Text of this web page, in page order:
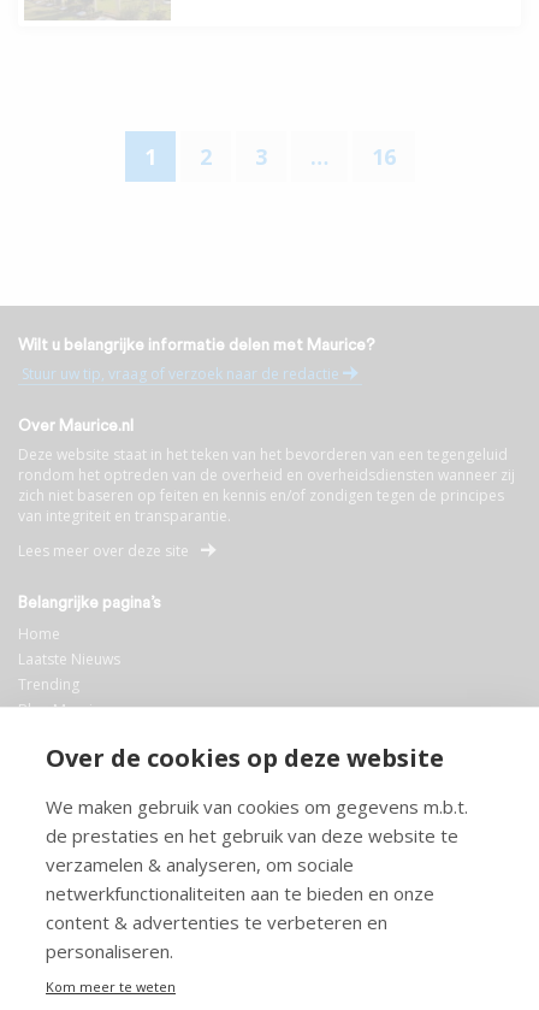
Over de cookies op deze website
We maken gebruik van cookies om gegevens m.b.t.
de prestaties en het gebruik van deze website te
verzamelen & analyseren, om sociale
netwerkfunctionaliteiten aan te bieden en onze
content & advertenties te verbeteren en
personaliseren.
Kom meer te weten
1 2 3 … 16
Wilt u belangrijke informatie delen met Maurice?
Stuur uw tip, vraag of verzoek naar de redactie
Over Maurice.nl
Deze website staat in het teken van het bevorderen van een tegengeluid
rondom het optreden van de overheid en overheidsdiensten wanneer zij
zich niet baseren op feiten en kennis en/of zondigen tegen de principes
van integriteit en transparantie.
Lees meer over deze site
Belangrijke pagina’s
Home
Laatste Nieuws
Trending
Blog Maurice
Bibliotheek
Info en service
FAQ
Doneren
Privacy
Voorwaarden
Meedoen